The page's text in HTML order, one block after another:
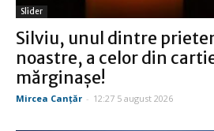
Slider
Silviu, unul dintre
noastre, a celor din
mărginaşe!
Mircea Canţăr - 12:27 5 august 2026